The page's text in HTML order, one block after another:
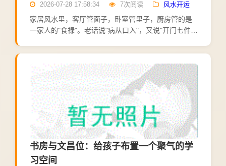
2026-07-28 17:58:34 7次阅读 风水开运
家居风水里，客厅管面子，卧室管里子，厨房管的是
一家人的"食禄"。老话说"病从口入"，又说"开门七件
统风水看来，直接关系着家运兴衰。厨房的核心是炉
灶。灶台...
书房与文昌位：给孩子布置一个聚气的学
习空间